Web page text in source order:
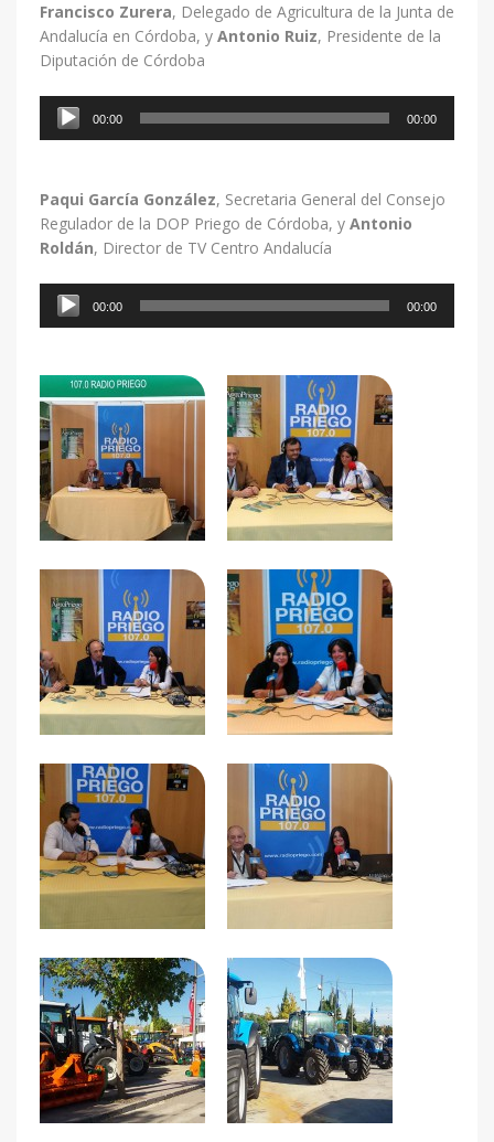
Francisco Zurera, Delegado de Agricultura de la Junta de
Andalucía en Córdoba, y Antonio Ruiz, Presidente de la
Diputación de Córdoba
Reproductor
00:00 00:00
Paqui García González, Secretaria General del Consejo
Regulador de la DOP Priego de Córdoba, y Antonio
Roldán, Director de TV Centro Andalucía
Reproductor
00:00 00:00